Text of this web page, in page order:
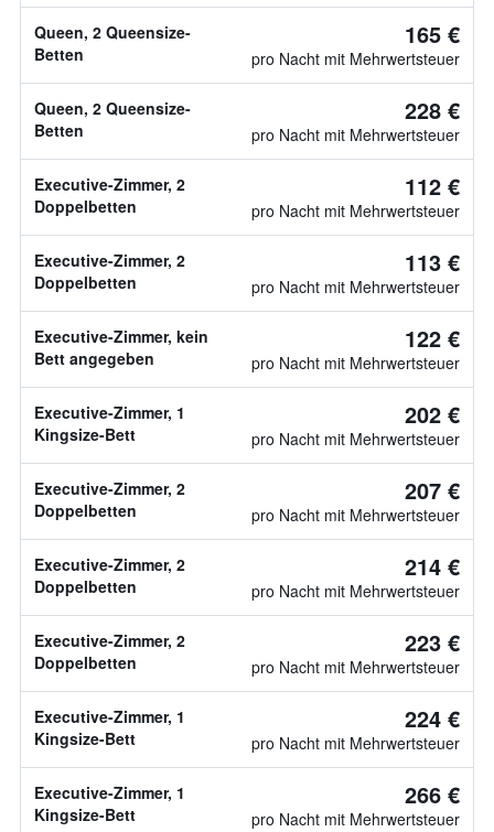
Queen, 2 Queensize-
Betten
165 €
pro Nacht mit Mehrwertsteuer
Queen, 2 Queensize-
Betten
228 €
pro Nacht mit Mehrwertsteuer
Executive-Zimmer, 2
Doppelbetten
112 €
pro Nacht mit Mehrwertsteuer
Executive-Zimmer, 2
Doppelbetten
113 €
pro Nacht mit Mehrwertsteuer
Executive-Zimmer, kein
Bett angegeben
122 €
pro Nacht mit Mehrwertsteuer
Executive-Zimmer, 1
Kingsize-Bett
202 €
pro Nacht mit Mehrwertsteuer
Executive-Zimmer, 2
Doppelbetten
207 €
pro Nacht mit Mehrwertsteuer
Executive-Zimmer, 2
Doppelbetten
214 €
pro Nacht mit Mehrwertsteuer
Executive-Zimmer, 2
Doppelbetten
223 €
pro Nacht mit Mehrwertsteuer
Executive-Zimmer, 1
Kingsize-Bett
224 €
pro Nacht mit Mehrwertsteuer
Executive-Zimmer, 1
Kingsize-Bett
266 €
pro Nacht mit Mehrwertsteuer